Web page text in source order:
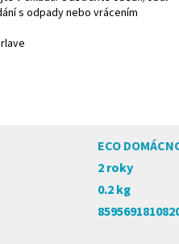
s odpady nebo vrácením
ECO
2 roky
0.2 kg